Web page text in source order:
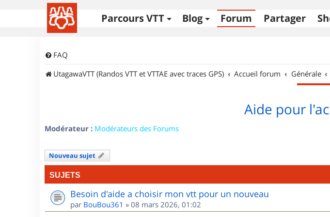
Parcours VTT Blog Forum Partager
FAQ
UtagawaVTT (Randos VTT et VTTAE avec traces GPS)
Accueil forum Générale
Aide pour
Modérateur : Modérateurs des Forums
Nouveau sujet
SUJETS
Besoin d'aide a choisir mon vtt pour un nouveau
par BouBou361 » 08 mars 2026, 01:02